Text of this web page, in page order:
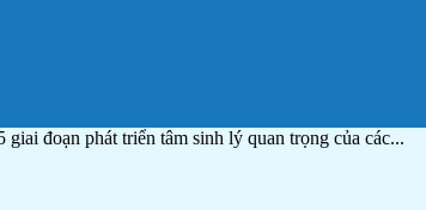
giai đoạn phát triển tâm sinh lý quan trọng của các...